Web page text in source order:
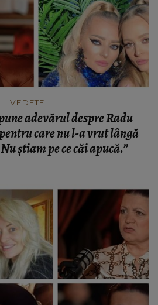
VEDETE
adevărul despre Radu
care nu l-a vrut lângă
știam pe ce căi apucă.”